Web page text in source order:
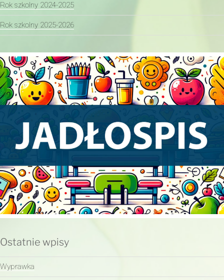
Rok szkolny 2024-2025
Rok szkolny 2025-2026
Ostatnie wpisy
Wyprawka